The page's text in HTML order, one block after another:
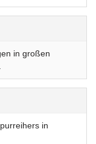
in großen
in